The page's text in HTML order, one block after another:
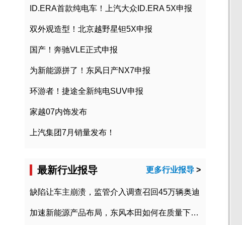
ID.ERA首款纯电车！上汽大众ID.ERA 5X申报
双外观造型！北京越野星钽5X申报
国产！奔驰VLE正式申报
为新能源拼了！东风日产NX7申报
环游者！捷途全新纯电SUV申报
家越07内饰发布
上汽集团7月销量发布！
最新行业报导 更多行业报导 >
缺陷让车主崩溃，监管介入调查召回45万辆奥迪
加速新能源产品布局，东风本田如何在质量下转型？